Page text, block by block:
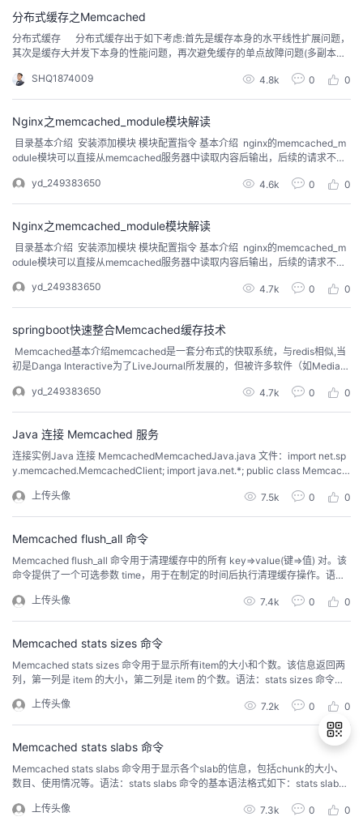
分布式缓存之Memcached
​分布式缓存 分布式缓存出于如下考虑:首先是缓存本身的水平线性扩展问题，
其次是缓存大并发下本身的性能问题，再次避免缓存的单点故障问题(多副本和
了内存的分配，管理和回收机制。其次是分布式管理和分布式算法，然后是缓
存键值管理和路由。 Memcached 是一个高性能的分布式内存对象缓存系
SHQ1874009 4.8k 0 0
Nginx之memcached_module模块解读
​ 目录基本介绍 安装添加模块 模块配置指令 基本介绍 nginx的memcached_m
odule模块可以直接从memcached服务器中读取内容后输出，后续的请求不再
只负责从memcached服务器中读取数据，要往memcached写入数据还得需要
后台的应用程序来完成，主动的将要缓存的页面缓存到me...
yd_249383650 4.6k 0 0
Nginx之memcached_module模块解读
​ 目录基本介绍 安装添加模块 模块配置指令 基本介绍 nginx的memcached_m
odule模块可以直接从memcached服务器中读取内容后输出，后续的请求不再
只负责从memcached服务器中读取数据，要往memcached写入数据还得需要
后台的应用程序来完成，主动的将要缓存的页面缓存到me...
yd_249383650 4.7k 0 0
springboot快速整合Memcached缓存技术
​ Memcached基本介绍memcached是一套分布式的快取系统，与redis相似,当
初是Danga Interactive为了LiveJournal所发展的，但被许多软件（如MediaWi
缓存数据库查询结果，减少数据库访问次数，以提高动态Web应用速度，提高
扩展性。Memcached的API使用32位元...
yd_249383650 4.7k 0 0
Java 连接 Memcached 服务
连接实例Java 连接 MemcachedMemcachedJava.java 文件：import net.sp
y.memcached.MemcachedClient; import java.net.*; public class Memcach
...
上传头像 7.5k 0 0
Memcached flush_all 命令
Memcached flush_all 命令用于清理缓存中的所有 key=>value(键=>值) 对。该
命令提供了一个可选参数 time，用于在制定的时间后执行清理缓存操作。语
存:set runoob 0 900 9memcachedSTOREDget runoobVALUE ru...
上传头像 7.4k 0 0
Memcached stats sizes 命令
Memcached stats sizes 命令用于显示所有item的大小和个数。该信息返回两
列，第一列是 item 的大小，第二列是 item 的个数。语法：stats sizes 命令的
上传头像
7.2k 0 0
Memcached stats slabs 命令
Memcached stats slabs 命令用于显示各个slab的信息，包括chunk的大小、
数目、使用情况等。语法：stats slabs 命令的基本语法格式如下：stats slabs
1:total_pages 1STAT 1:total_chunks ...
上传头像 7.3k 0 0